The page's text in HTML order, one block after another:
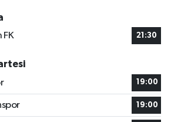
FK
21:30
19:00
19:00